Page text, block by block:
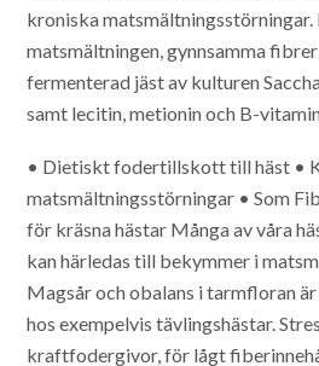
kroniska matsmältningsstörningar.
matsmältningen, gynnsamma
fermenterad jäst av kulturen
samt lecitin, metionin och B-
• Dietiskt fodertillskott till häst •
matsmältningsstörningar • Som
för kräsna hästar Många av våra
kan härledas till bekymmer i
Magsår och obalans i tarmfloran
hos exempelvis tävlingshästar.
kraftfodergivor, för lågt